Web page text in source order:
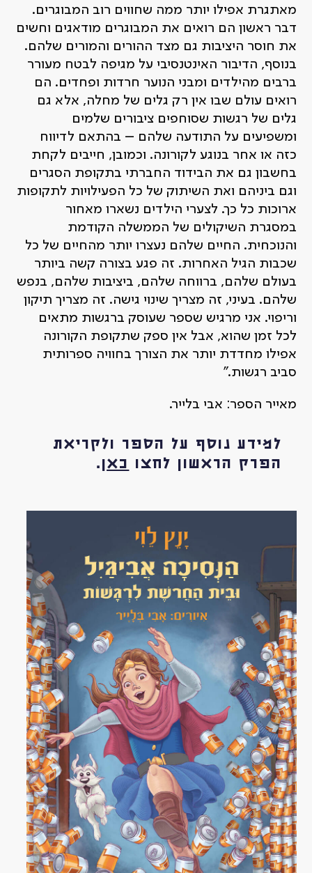
מאתגרת אפילו יותר ממה שחווים רוב המבוגרים.
דבר ראשון הם רואים את המבוגרים מודאגים וחשים
את חוסר היציבות גם מצד ההורים והמורים שלהם.
בנוסף, הדיבור האינטנסיבי על מגיפה לבטח מעורר
ברבים מהילדים ומבני הנוער חרדות ופחדים. הם
רואים עולם שבו אין רק גלים של מחלה, אלא גם
גלים של רגשות שסוחפים ציבורים שלמים
ומשפיעים על התודעה שלהם – בהתאם לדיווח
כזה או אחר בנוגע לקורונה. וכמובן, חייבים לקחת
בחשבון גם את הבידוד החברתי בתקופת הסגרים
וגם ביניהם ואת השיתוק של כל הפעילויות לתקופות
ארוכות כל כך. לצערי הילדים נשארו מאחור
במסגרת השיקולים של הממשלה הקודמת
והנוכחית. החיים שלהם נעצרו יותר מהחיים של כל
שכבות הגיל האחרות. זה פגע בצורה קשה ביותר
בעולם שלהם, ברווחה שלהם, ביציבות שלהם, בנפש
שלהם. בעיני, זה מצריך שינוי גישה. זה מצריך תיקון
וריפוי. אני מרגיש שספר שעוסק ברגשות מתאים
לכל זמן שהוא, אבל אין ספק שתקופת הקורונה
אפילו מחדדת יותר את הצורך בחוויה ספרותית
סביב רגשות."
מאייר הספר: אבי בלייר.
למידע נוסף על הספר ולקריאת
הפרק הראשון לחצו כאן.